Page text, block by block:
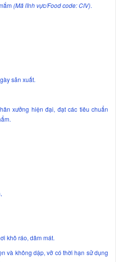
(Mã lĩnh vực/Food code: CIV).
sản xuất.
xưởng hiện đại, đạt các tiêu chuẩn
khô ráo, dâm mát.
và không dập, vỡ có thời hạn sử dụng